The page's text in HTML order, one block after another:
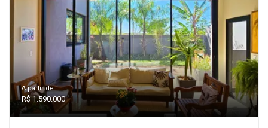
A partir de:
R$ 1.590.000